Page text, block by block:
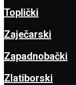
Toplički
Zaječarski
Zapadnobački
Zlatiborski